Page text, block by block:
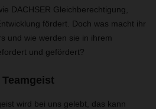
DACHSER Gleichberechtigung,
fördert. Doch was macht ihr
und wie werden sie in ihrem
und gefördert?
wird bei uns gelebt, das kann